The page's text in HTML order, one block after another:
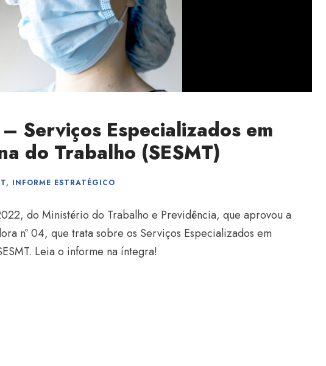
Serviços Especializados em
do Trabalho (SESMT)
, INFORME ESTRATÉGICO
do Ministério do Trabalho e Previdência, que aprovou a
nº 04, que trata sobre os Serviços Especializados em
Leia o informe na íntegra!